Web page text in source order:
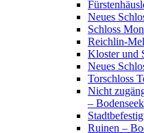
Neues
Schloss
Reichlin-
Kloster und
Neues
Torschloss
Nicht
–
Ruinen –